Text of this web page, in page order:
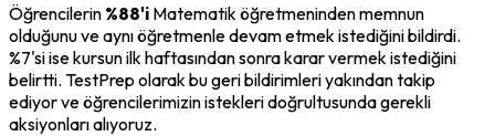
Öğrencilerin %88'i Matematik öğretmeninden memnun
olduğunu ve aynı öğretmenle devam etmek istediğini bildirdi.
%7'si ise kursun ilk haftasından sonra karar vermek istediğini
belirtti. TestPrep olarak bu geri bildirimleri yakından takip
ediyor ve öğrencilerimizin istekleri doğrultusunda gerekli
aksiyonları alıyoruz.